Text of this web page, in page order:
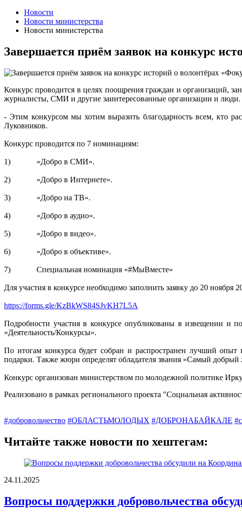
Новости
Новости министерства
Новости министерства
Завершается приём заявок на конкурс
Конкурс проводится в целях поощрения граждан и организаций,
журналисты, СМИ и другие заинтересованные организации и люди.
- Этим конкурсом мы хотим выразить благодарность всем, кто
Луковников.
Конкурс проводится по 7 номинациям:
1) «Добро в СМИ».
2) «Добро в Интернете».
3) «Добро на ТВ».
4) «Добро в аудио».
5) «Добро в видео».
6) «Добро в объективе».
7) Специальная номинация «#МыВместе»
Для участия в конкурсе необходимо заполнить заявку до 20 ноября
https://forms.gle/KzBkWS84SJvKH7L5A
Подробности участия в конкурсе опубликованы в извещении и
«Деятельность/Конкурсы».
По итогам конкурса будет собран и распространен лучший
подарки. Также жюри определят обладателя звания «Самый добрый
Конкурс организован министерством по молодежной политике
Реализовано в рамках регионального проекта "Социальная
#добровольчество #ОБЛАСТЬМОЛОДЫХ #ДОБРОНАБАЙКАЛЕ
Читайте также новости по хештегам:
24.11.2025
Вопросы поддержки добровольчества